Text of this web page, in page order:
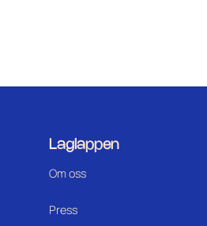
Laglappen
Om oss
Press